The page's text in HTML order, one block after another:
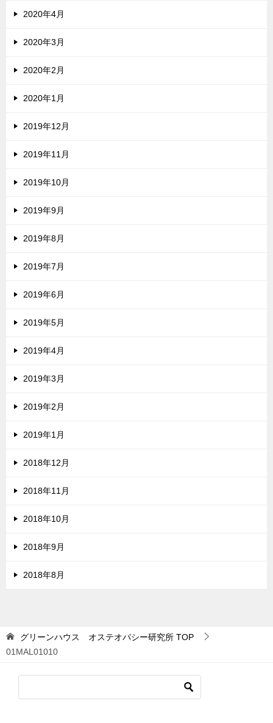
2020年4月
2020年3月
2020年2月
2020年1月
2019年12月
2019年11月
2019年10月
2019年9月
2019年8月
2019年7月
2019年6月
2019年5月
2019年4月
2019年3月
2019年2月
2019年1月
2018年12月
2018年11月
2018年10月
2018年9月
2018年8月
グリーンハウス オステオパシー研究所 TOP
01MAL01010